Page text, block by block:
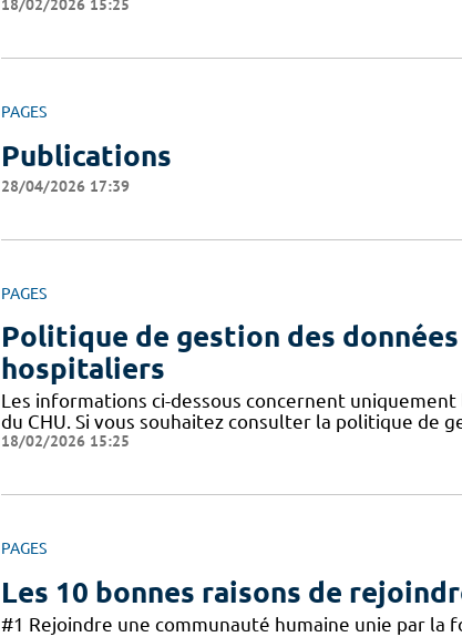
18/02/2026 15:25
PAGES
Publications
28/04/2026 17:39
PAGES
Politique de gestion des
hospitaliers
Les informations ci-dessous concernent
du CHU. Si vous souhaitez consulter la politique de
18/02/2026 15:25
PAGES
Les 10 bonnes raisons de
#1 Rejoindre une communauté humaine unie par